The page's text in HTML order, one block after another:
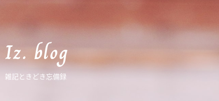
Iz. blog
雑記ときどき忘備録